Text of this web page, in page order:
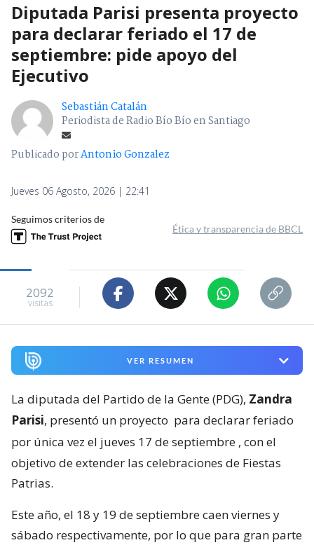
Diputada Parisi presenta proyecto
para declarar feriado el 17 de
septiembre: pide apoyo del
Ejecutivo
Sebastián Catalán
Periodista de Radio Bío Bío en Santiago
Publicado porAntonio Gonzalez
Jueves 06 Agosto, 2026 | 22:41
Seguimos criterios de
Ética y transparencia de BBCL
2092
visitas
VER RESUMEN
La diputada del Partido de la Gente (PDG), Zandra
Parisi, presentó un proyecto para declarar feriado
por única vez el jueves 17 de septiembre , con el
objetivo de extender las celebraciones de Fiestas
Patrias.
Este año, el 18 y 19 de septiembre caen viernes y
sábado respectivamente, por lo que para gran parte